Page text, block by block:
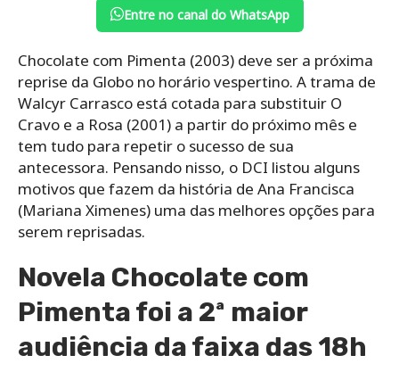
Entre no canal do WhatsApp
Chocolate com Pimenta (2003) deve ser a próxima
reprise da Globo no horário vespertino. A trama de
Walcyr Carrasco está cotada para substituir O
Cravo e a Rosa (2001) a partir do próximo mês e
tem tudo para repetir o sucesso de sua
antecessora. Pensando nisso, o DCI listou alguns
motivos que fazem da história de Ana Francisca
(Mariana Ximenes) uma das melhores opções para
serem reprisadas.
Novela Chocolate com
Pimenta foi a 2ª maior
audiência da faixa das 18h